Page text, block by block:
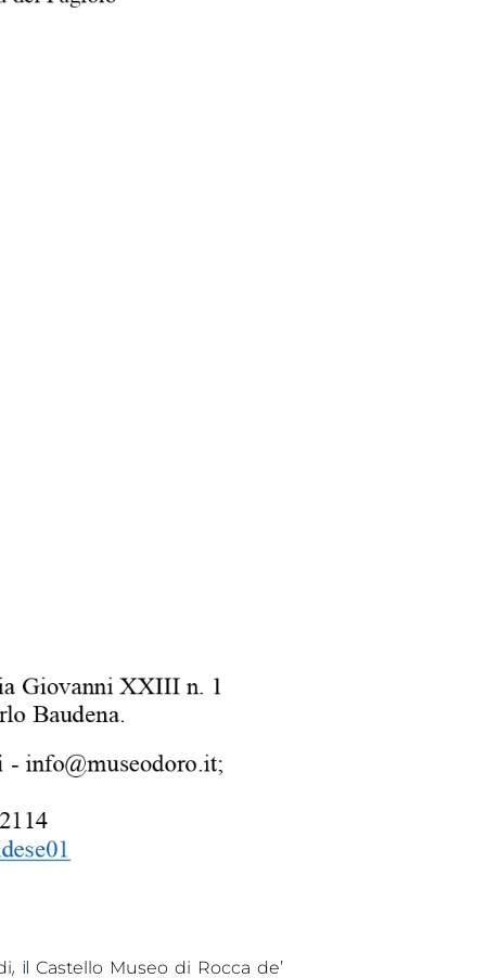
, il Castello Museo di Rocca de’